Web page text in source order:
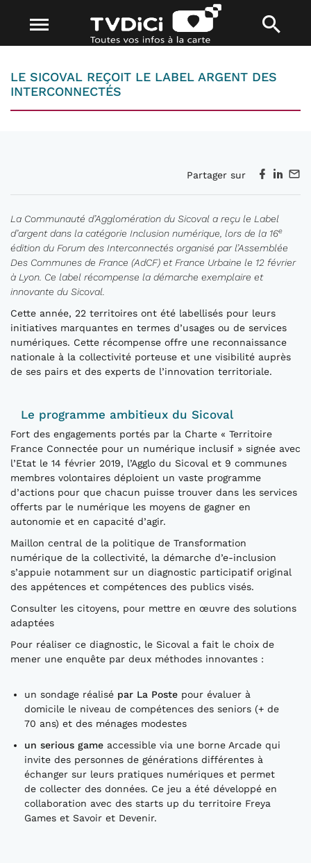
LE SICOVAL REÇOIT LE LABEL ARGENT DES
INTERCONNECTÉS
Partager sur
La Communauté d’Agglomération du Sicoval a reçu le Label
d’argent dans la catégorie Inclusion numérique, lors de la 16e
édition du Forum des Interconnectés organisé par l’Assemblée
Des Communes de France (AdCF) et France Urbaine le 12 février
à Lyon. Ce label récompense la démarche exemplaire et
innovante du Sicoval.
Cette année, 22 territoires ont été labellisés pour leurs
initiatives marquantes en termes d’usages ou de services
numériques. Cette récompense offre une reconnaissance
nationale à la collectivité porteuse et une visibilité auprès
de ses pairs et des experts de l’innovation territoriale.
Le programme ambitieux du Sicoval
Fort des engagements portés par la Charte « Territoire
France Connectée pour un numérique inclusif » signée avec
l’Etat le 14 février 2019, l’Agglo du Sicoval et 9 communes
membres volontaires déploient un vaste programme
d’actions pour que chacun puisse trouver dans les services
offerts par le numérique les moyens de gagner en
autonomie et en capacité d’agir.
Maillon central de la politique de Transformation
numérique de la collectivité, la démarche d’e-inclusion
s’appuie notamment sur un diagnostic participatif original
des appétences et compétences des publics visés.
Consulter les citoyens, pour mettre en œuvre des solutions
adaptées
Pour réaliser ce diagnostic, le Sicoval a fait le choix de
mener une enquête par deux méthodes innovantes :
un sondage réalisé par La Poste pour évaluer à
domicile le niveau de compétences des seniors (+ de
70 ans) et des ménages modestes
un serious game accessible via une borne Arcade qui
invite des personnes de générations différentes à
échanger sur leurs pratiques numériques et permet
de collecter des données. Ce jeu a été développé en
collaboration avec des starts up du territoire Freya
Games et Savoir et Devenir.